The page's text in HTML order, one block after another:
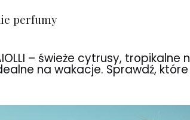
perfumy
– świeże cytrusy, tropikalne
na wakacje. Sprawdź,